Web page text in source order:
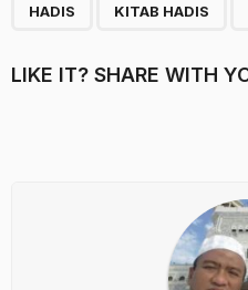
HADIS KITAB HADIS
LIKE IT? SHARE WITH